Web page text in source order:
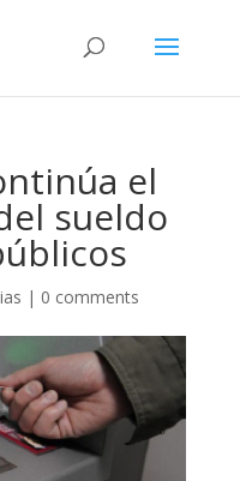
el
sueldo
| 0 comments